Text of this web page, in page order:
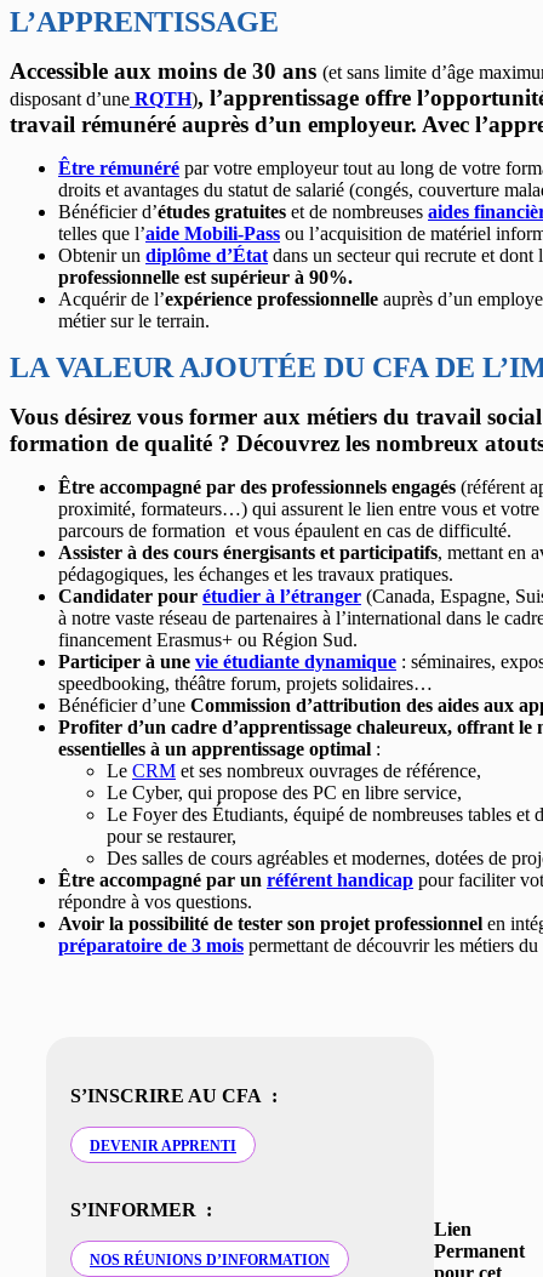
L’APPRENTISSAGE
Accessible aux moins de 30 ans (et sans limite d’âge
disposant d’une RQTH), l’apprentissage offre
travail rémunéré auprès d’un employeur. Avec
Être rémunéré par votre employeur tout au long de votre
droits et avantages du statut de salarié (congés, couverture
Bénéficier d’études gratuites et de nombreuses aides
telles que l’aide Mobili-Pass ou l’acquisition de matériel
Obtenir un diplôme d’État dans un secteur qui recrute et dont
professionnelle est supérieur à 90%.
Acquérir de l’expérience professionnelle auprès d’un
métier sur le terrain.
LA VALEUR AJOUTÉE DU CFA DE
Vous désirez vous former aux métiers du travail
formation de qualité ? Découvrez les nombreux
Être accompagné par des professionnels engagés (référent
proximité, formateurs…) qui assurent le lien entre vous et
parcours de formation et vous épaulent en cas de difficulté.
Assister à des cours énergisants et participatifs, mettant en
pédagogiques, les échanges et les travaux pratiques.
Candidater pour étudier à l’étranger (Canada, Espagne,
à notre vaste réseau de partenaires à l’international dans le
financement Erasmus+ ou Région Sud.
Participer à une vie étudiante dynamique : séminaires,
speedbooking, théâtre forum, projets solidaires…
Bénéficier d’une Commission d’attribution des aides aux
Profiter d’un cadre d’apprentissage chaleureux, offrant le
essentielles à un apprentissage optimal :
Le CRM et ses nombreux ouvrages de référence,
Le Cyber, qui propose des PC en libre service,
Le Foyer des Étudiants, équipé de nombreuses tables et
pour se restaurer,
Des salles de cours agréables et modernes, dotées de
Être accompagné par un référent handicap pour faciliter
répondre à vos questions.
Avoir la possibilité de tester son projet professionnel en
préparatoire de 3 mois permettant de découvrir les métiers du
S’INSCRIRE AU CFA :
DEVENIR APPRENTI
S’INFORMER :
NOS RÉUNIONS D’INFORMATION
Lien
Permanent
pour cet